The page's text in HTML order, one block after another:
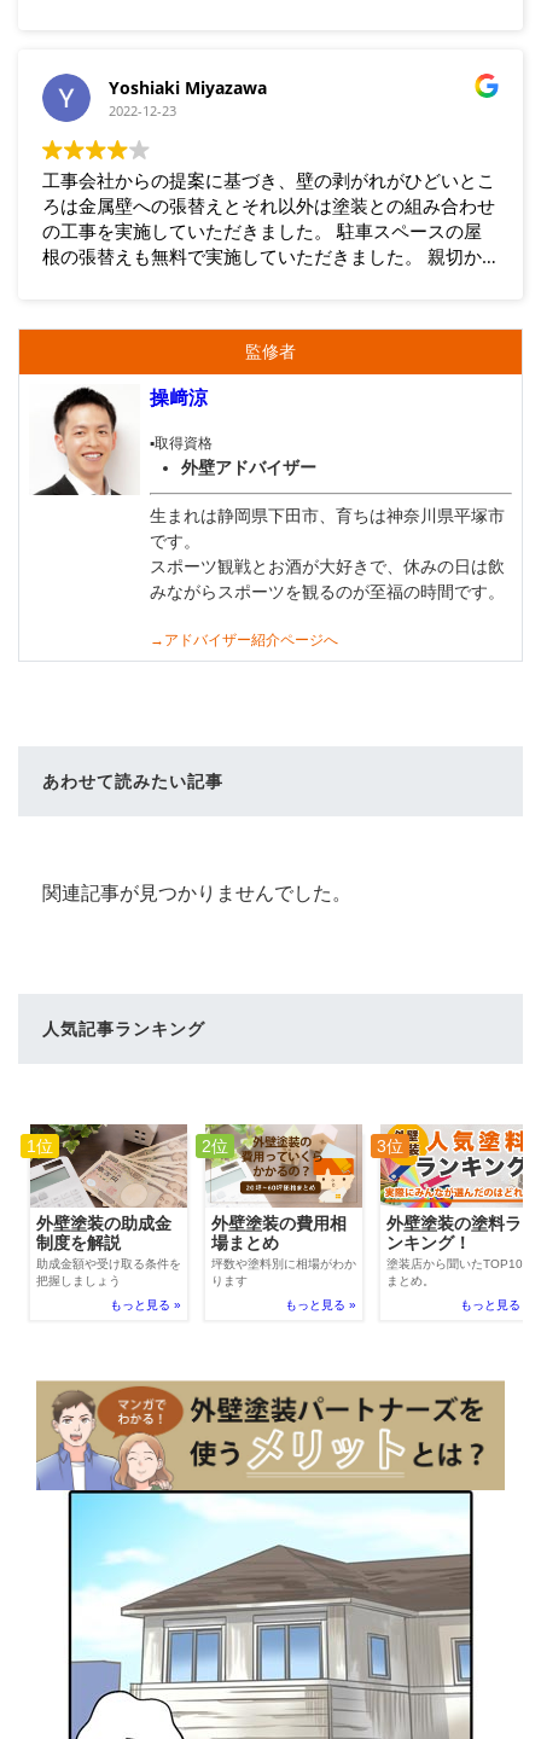
Yoshiaki Miyazawa
2022-12-23
工事会社からの提案に基づき、壁の剥がれがひどいとこ
ろは金属壁への張替えとそれ以外は塗装との組み合わせ
の工事を実施していただきました。 駐車スペースの屋
根の張替えも無料で実施していただきました。 親切か
監修者
操﨑涼
▪️取得資格
外壁アドバイザー
生まれは静岡県下田市、育ちは神奈川県平塚市
です。
スポーツ観戦とお酒が大好きで、休みの日は飲
みながらスポーツを観るのが至福の時間です。
→アドバイザー紹介ページへ
あわせて読みたい記事
関連記事が見つかりませんでした。
人気記事ランキング
1位
外壁塗装の助成金
制度を解説
助成金額や受け取る条件を
把握しましょう
もっと見る »
2位
外壁塗装の費用相
場まとめ
坪数や塗料別に相場がわか
ります
もっと見る »
3位
外壁塗装の塗料ラ
ンキング！
塗装店から聞いたTOP100
まとめ。
もっと見る »